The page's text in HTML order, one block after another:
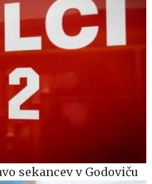
sekancev v Godoviču